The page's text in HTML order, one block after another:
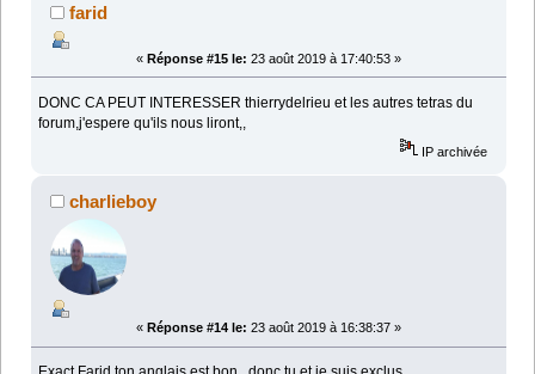
farid
« Réponse #15 le: 23 août 2019 à 17:40:53 »
DONC CA PEUT INTERESSER thierrydelrieu et les autres tetras du
forum,j'espere qu'ils nous liront,,
IP archivée
charlieboy
« Réponse #14 le: 23 août 2019 à 16:38:37 »